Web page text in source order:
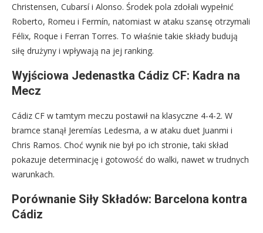
Christensen, Cubarsí i Alonso. Środek pola zdołali wypełnić
Roberto, Romeu i Fermín, natomiast w ataku szansę otrzymali
Félix, Roque i Ferran Torres. To właśnie takie składy budują
siłę drużyny i wpływają na jej ranking.
Wyjściowa Jedenastka Cádiz CF: Kadra na
Mecz
Cádiz CF w tamtym meczu postawił na klasyczne 4-4-2. W
bramce stanął Jeremías Ledesma, a w ataku duet Juanmi i
Chris Ramos. Choć wynik nie był po ich stronie, taki skład
pokazuje determinację i gotowość do walki, nawet w trudnych
warunkach.
Porównanie Siły Składów: Barcelona kontra
Cádiz